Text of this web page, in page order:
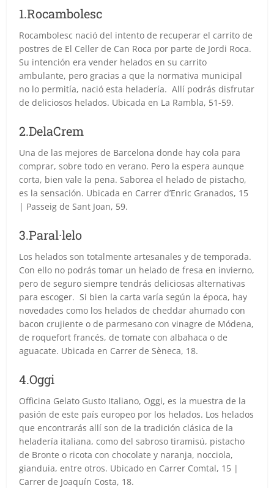
1.Rocambolesc
Rocambolesc nació del intento de recuperar el carrito de
postres de El Celler de Can Roca por parte de Jordi Roca.
Su intención era vender helados en su carrito
ambulante, pero gracias a que la normativa municipal
no lo permitía, nació esta heladería. Allí podrás disfrutar
de deliciosos helados. Ubicada en La Rambla, 51-59.
2.DelaCrem
Una de las mejores de Barcelona donde hay cola para
comprar, sobre todo en verano. Pero la espera aunque
corta, bien vale la pena. Saborea el helado de pistacho,
es la sensación. Ubicada en Carrer d’Enric Granados, 15
| Passeig de Sant Joan, 59.
3.Paral·lelo
Los helados son totalmente artesanales y de temporada.
Con ello no podrás tomar un helado de fresa en invierno,
pero de seguro siempre tendrás deliciosas alternativas
para escoger. Si bien la carta varía según la época, hay
novedades como los helados de cheddar ahumado con
bacon crujiente o de parmesano con vinagre de Módena,
de roquefort francés, de tomate con albahaca o de
aguacate. Ubicada en Carrer de Sèneca, 18.
4.Oggi
Officina Gelato Gusto Italiano, Oggi, es la muestra de la
pasión de este país europeo por los helados. Los helados
que encontrarás allí son de la tradición clásica de la
heladería italiana, como del sabroso tiramisú, pistacho
de Bronte o ricota con chocolate y naranja, nocciola,
gianduia, entre otros. Ubicado en Carrer Comtal, 15 |
Carrer de Joaquín Costa, 18.